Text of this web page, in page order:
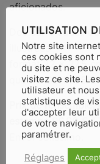
aficionados.
Dos carré cousu
illustrées
format 22 x 27,5
quadri. ISBN 978-
Prix de
estampe 96,90 €
Envoi colissimo.
UTILISATION
Notre site
ces cookies sont
du site et ne
visitez ce site.
utilisateur et
statistiques de
d'accepter leur
de votre
paramétrer.
Réglages